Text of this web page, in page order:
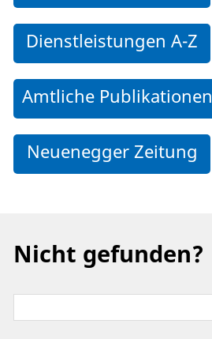
Dienstleistungen A-Z
Amtliche Publikationen
Neuenegger Zeitung
Nicht gefunden?